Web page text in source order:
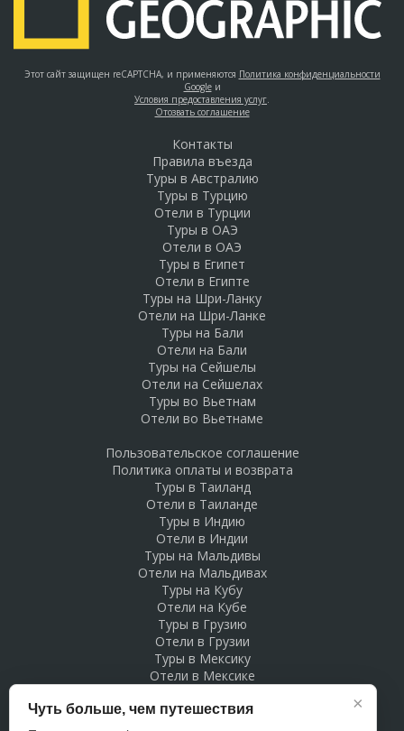
Этот сайт защищен reCAPTCHA, и применяются Политика конфиденциальности
Googleи
Условия предоставления услуг.
Отозвать соглашение
Контакты
Правила въезда
Туры в Австралию
Туры в Турцию
Отели в Турции
Туры в ОАЭ
Отели в ОАЭ
Туры в Египет
Отели в Египте
Туры на Шри-Ланку
Отели на Шри-Ланке
Туры на Бали
Отели на Бали
Туры на Сейшелы
Отели на Сейшелах
Туры во Вьетнам
Отели во Вьетнаме
Пользовательское соглашение
Политика оплаты и возврата
Туры в Таиланд
Отели в Таиланде
Туры в Индию
Отели в Индии
Туры на Мальдивы
Отели на Мальдивах
Туры на Кубу
Отели на Кубе
Туры в Грузию
Отели в Грузии
Туры в Мексику
Отели в Мексике
Отели в Доминикане
×
Чуть больше, чем путешествия